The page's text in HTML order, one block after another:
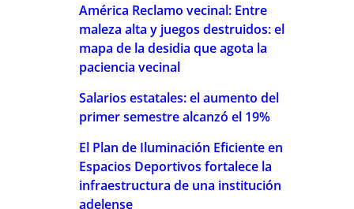
América Reclamo vecinal: Entre
maleza alta y juegos destruidos: el
mapa de la desidia que agota la
paciencia vecinal
Salarios estatales: el aumento del
primer semestre alcanzó el 19%
El Plan de Iluminación Eficiente en
Espacios Deportivos fortalece la
infraestructura de una institución
adelense